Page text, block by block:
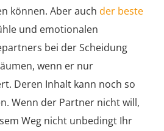
können. Aber auch der beste
und emotionalen
bei der Scheidung
wenn er nur
Deren Inhalt kann noch so
Wenn der Partner nicht will,
Weg nicht unbedingt Ihr